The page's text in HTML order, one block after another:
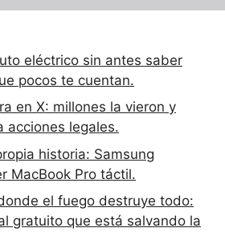
eléctrico sin antes saber
pocos te cuentan.
en X: millones la vieron y
acciones legales.
historia: Samsung
MacBook Pro táctil.
el fuego destruye todo:
gratuito que está salvando la